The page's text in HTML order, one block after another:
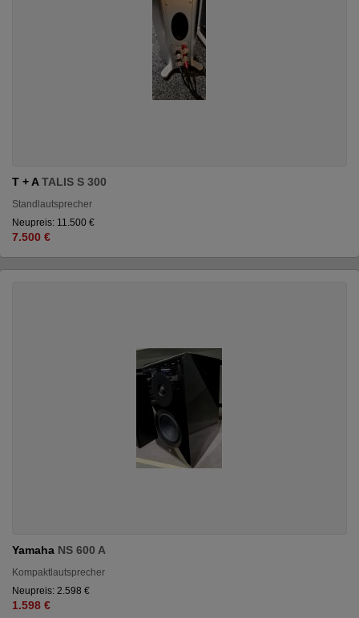
T + ATALIS S 300
Standlautsprecher
Neupreis: 11.500 €
7.500 €
Yamaha NS 600 A
Kompaktlautsprecher
Neupreis: 2.598 €
1.598 €